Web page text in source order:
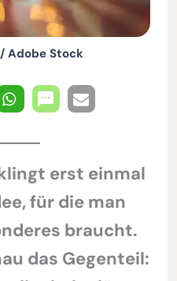
Adobe Stock
erst einmal
für die man
braucht.
das Gegenteil: